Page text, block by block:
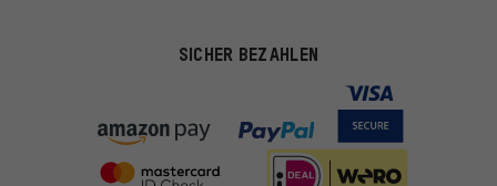
SICHER BEZAHLEN